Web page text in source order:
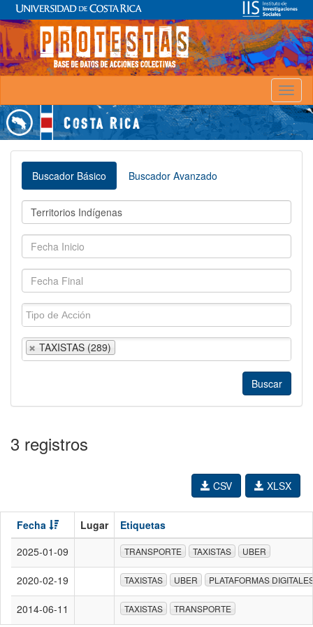
Buscador Básico Buscador Avanzado
TAXISTAS (289)
3 registros
XLSX
CSV
Fecha Lugar
Etiquetas
2025-01-09
TRANSPORTE TAXISTAS UBER
2020-02-19 TAXISTAS UBER PLATAFORMAS
2014-06-11 TAXISTAS TRANSPORTE